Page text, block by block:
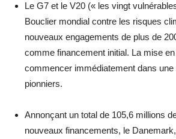
Le G7 et le V20 (« les vingt
Bouclier mondial contre les risques
nouveaux engagements de plus de
comme financement initial. La mise
commencer immédiatement dans une
pionniers.
Annonçant un total de 105,6 millions
nouveaux financements, le